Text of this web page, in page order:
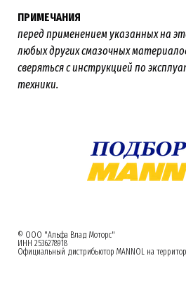
ПРИМЕЧАНИЯ
перед применением указанных на
любых других смазочных
сверяться с инструкцией по
техники.
© ООО "Альфа Влад Моторс"
ИНН 2536278918
Официальный дистрибьютор MANNOL на